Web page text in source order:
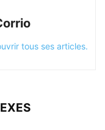
tous ses articles.